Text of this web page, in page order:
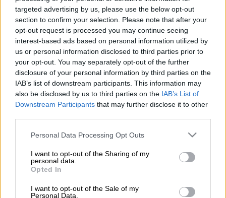
targeted advertising by us, please use the below opt-out
section to confirm your selection. Please note that after your
opt-out request is processed you may continue seeing
interest-based ads based on personal information utilized by
us or personal information disclosed to third parties prior to
your opt-out. You may separately opt-out of the further
disclosure of your personal information by third parties on the
IAB’s list of downstream participants. This information may
also be disclosed by us to third parties on the IAB’s List of
Downstream Participants that may further disclose it to other
Please note that this website/app uses one or more Google
not limited to your visit or usage behaviour. You may click to
grant or deny consent to Google and its third-party tags to
use your data for below specified purposes in below Google
consent section.
Personal Data Processing Opt Outs
I want to opt-out of the Sharing of my
personal data.
Opted In
I want to opt-out of the Sale of my
Personal Data.
(AP Photo/ Evan Vucci)
Προσθέστε το ΕΘΝΟΣ στη Google
Ο Αμερικανός πρόεδρος Ντόναλντ Τραμπ
δήλωσε τη Δευτέρα ότι οι Δημοκρατικοί θα
ευθύνονται για μια ενδεχόμενη νέα αναστολή
(shutdown) όταν λήξει την Παρασκευή η
προσωρινή χρηματοδότηση της κυβέρνησης.
"Εναπόκειται στους Δημοκρατικούς",
δήλωσε ο Τραμπ σε δημοσιογράφους στον